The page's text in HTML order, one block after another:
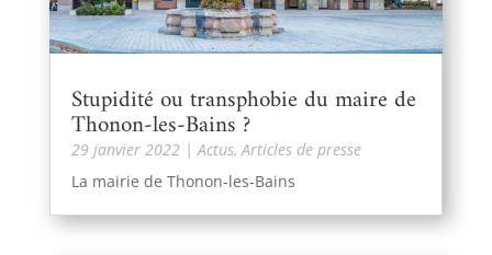
Stupidité ou transphobie du maire de
Thonon-les-Bains ?
29 janvier 2022|Actus,Articles de presse
La mairie de Thonon-les-Bains